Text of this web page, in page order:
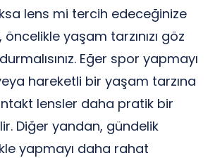
lens mi tercih edeceğinize
yaşam tarzınızı göz
Eğer spor yapmayı
hareketli bir yaşam tarzına
lensler daha pratik bir
Diğer yandan, gündelik
yapmayı daha rahat